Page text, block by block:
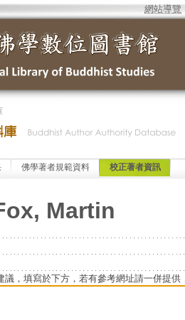
網站導覽
佛學著者規範資料 校正著者資訊
Martin
議，填寫於下方，若有參考網址請一併提供